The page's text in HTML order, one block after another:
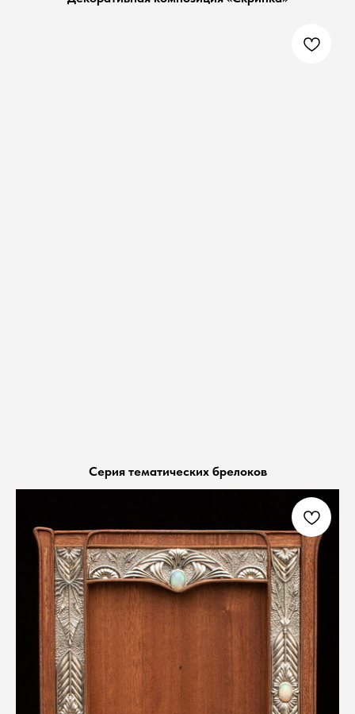
Серия тематических брелоков